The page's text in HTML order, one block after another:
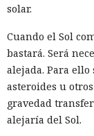
solar.
Cuando el Sol
bastará. Será
alejada. Para
asteroides u
gravedad
alejaría del Sol.